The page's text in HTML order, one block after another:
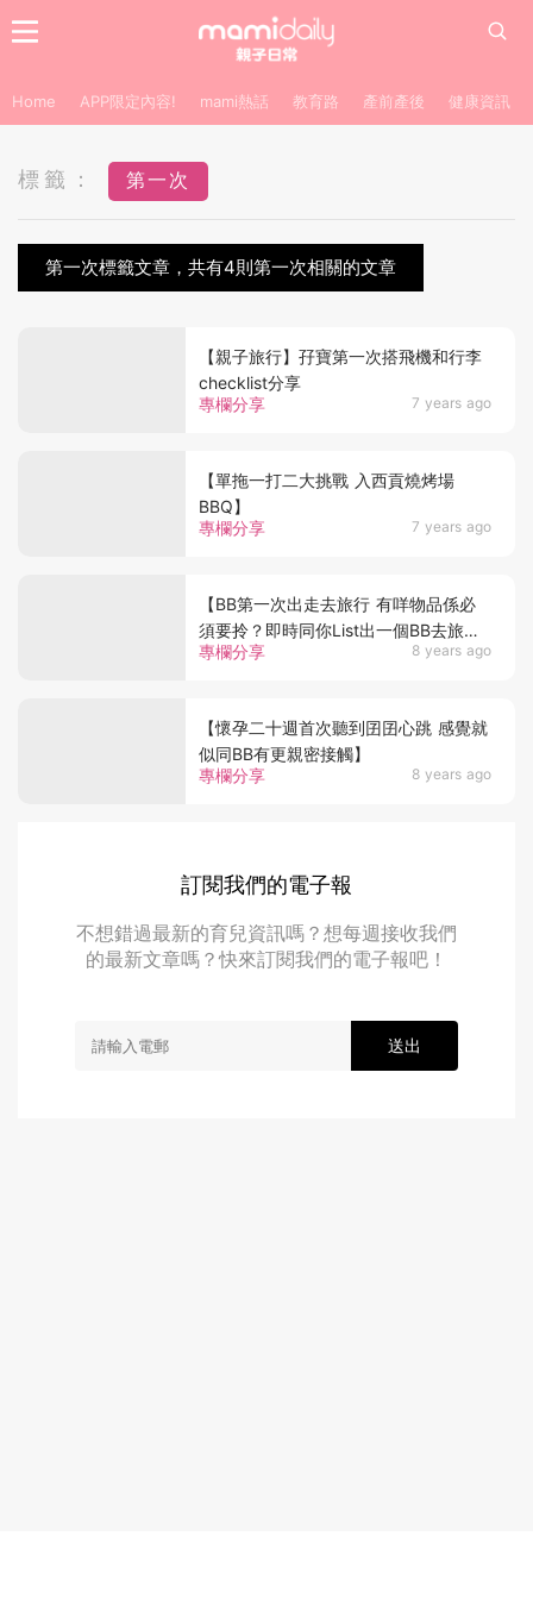
Home APP限定內容! mami熱話 教育路 產前產後 健康資訊
標籤： 第一次
第一次標籤文章，共有4則第一次相關的文章
專欄分享 7 years ago
【親子旅行】孖寶第一次搭飛機和行李
checklist分享
專欄分享 7 years ago
【單拖一打二大挑戰 入西貢燒烤場
BBQ】
專欄分享 8 years ago
【BB第一次出走去旅行 有咩物品係必
須要拎？即時同你List出一個BB去旅行
嘅用品清單】
專欄分享 8 years ago
【懷孕二十週首次聽到囝囝心跳 感覺就
似同BB有更親密接觸】
訂閱我們的電子報
不想錯過最新的育兒資訊嗎？想每週接收我們
的最新文章嗎？快來訂閱我們的電子報吧！
送出